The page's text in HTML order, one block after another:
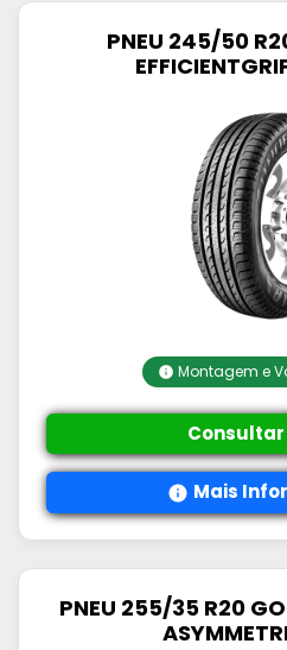
PNEU 245/50
Montagem e
Consultar
Mais
PNEU 255/35 R20